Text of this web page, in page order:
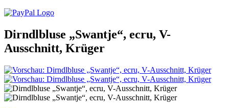
Dirndlbluse „Swantje“, ecru, V-
Ausschnitt, Krüger